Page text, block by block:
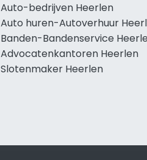
Auto-bedrijven Heerlen
Auto huren-Autoverhuur
Banden-Bandenservice
Advocatenkantoren Heerlen
Slotenmaker Heerlen